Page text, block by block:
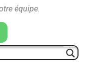
équipe.